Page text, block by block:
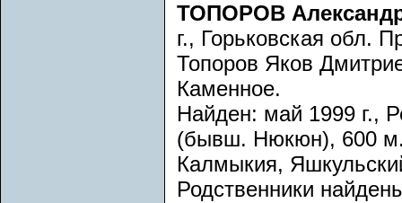
ТОПОРОВ
г., Горьковская обл.
Топоров Яков
Каменное.
Найден: май 1999 г.,
(бывш. Нюкюн), 600 м.
Калмыкия,
Родственники